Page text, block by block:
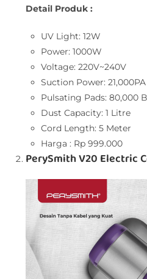
Detail Produk :
UV Light: 12W
Power: 1000W
Voltage: 220V~240V
Suction Power: 21,000PA
Pulsating Pads: 80,000
Dust Capacity: 1 Litre
Cord Length: 5 Meter
Harga : Rp 999.000
PerySmith V20 Electric